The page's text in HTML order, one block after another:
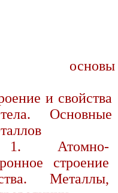
основы
и свойства
Основные
Атомно-
строение
Металлы,